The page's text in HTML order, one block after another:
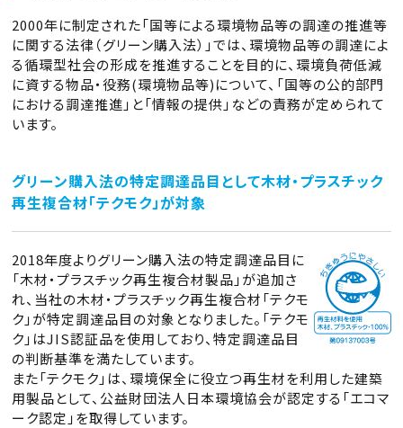
2000年に制定された「国等による環境物品等の調達の推進等
に関する法律（グリーン購入法）」では、環境物品等の調達によ
る循環型社会の形成を推進することを目的に、環境負荷低減
に資する物品・役務(環境物品等)について、「国等の公的部門
における調達推進」と「情報の提供」などの責務が定められて
います。
グリーン購入法の特定調達品目として木材・プラスチック
再生複合材「テクモク」が対象
2018年度よりグリーン購入法の特定調達品目に
「木材・プラスチック再生複合材製品」が追加さ
れ、当社の木材・プラスチック再生複合材「テクモ
ク」が特定調達品目の対象となりました。「テクモ
ク」はJIS認証品を使用しており、特定調達品目
の判断基準を満たしています。
また「テクモク」は、環境保全に役立つ再生材を利用した建築
用製品として、公益財団法人日本環境協会が認定する「エコマ
ーク認定」を取得しています。